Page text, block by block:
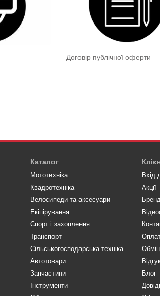
Договір публічної оферти
Каталог
Мототехніка
Квадротехніка
Велосипеди та аксесуари
Eкіпірування
Спорт і захоплення
Транспорт
Сільськогосподарська техніка
Автотовари
Запчастини
Інструменти
Вхід
Акції
Блог